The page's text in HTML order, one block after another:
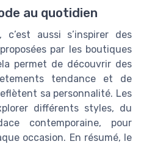
au quotidien
aussi s’inspirer des
par les boutiques
permet de découvrir des
tendance et de
sa personnalité. Les
différents styles, du
contemporaine, pour
occasion. En résumé, le